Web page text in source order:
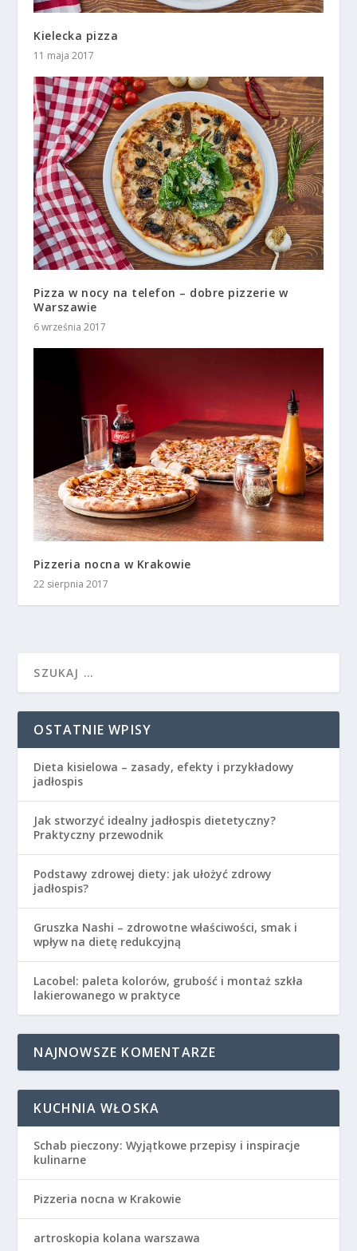
Kielecka pizza
11 maja 2017
Pizza w nocy na telefon – dobre pizzerie w
Warszawie
6 września 2017
Pizzeria nocna w Krakowie
22 sierpnia 2017
OSTATNIE WPISY
Dieta kisielowa – zasady, efekty i przykładowy
jadłospis
Jak stworzyć idealny jadłospis dietetyczny?
Praktyczny przewodnik
Podstawy zdrowej diety: jak ułożyć zdrowy
jadłospis?
Gruszka Nashi – zdrowotne właściwości, smak i
wpływ na dietę redukcyjną
Lacobel: paleta kolorów, grubość i montaż szkła
lakierowanego w praktyce
NAJNOWSZE KOMENTARZE
KUCHNIA WŁOSKA
Schab pieczony: Wyjątkowe przepisy i inspiracje
kulinarne
Pizzeria nocna w Krakowie
artroskopia kolana warszawa